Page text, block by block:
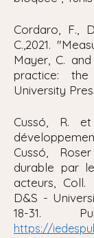
Cordaro, F.,
C.,2021. "
Mayer, C.
practice:
University
Cussó, R.
Cussó,
durable par
acteurs, Coll.
D&S -
18-31.
https://